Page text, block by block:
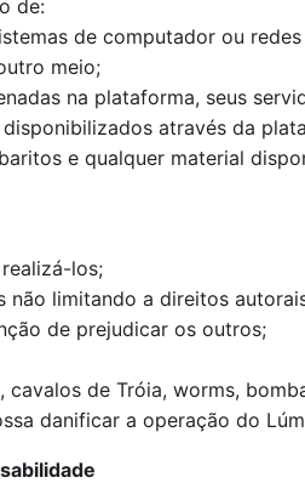
de:
de computador ou
meio;
na plataforma, seus
através da
e qualquer material
los;
limitando a direitos
de prejudicar os outros;
de Tróia, worms,
danificar a operação do